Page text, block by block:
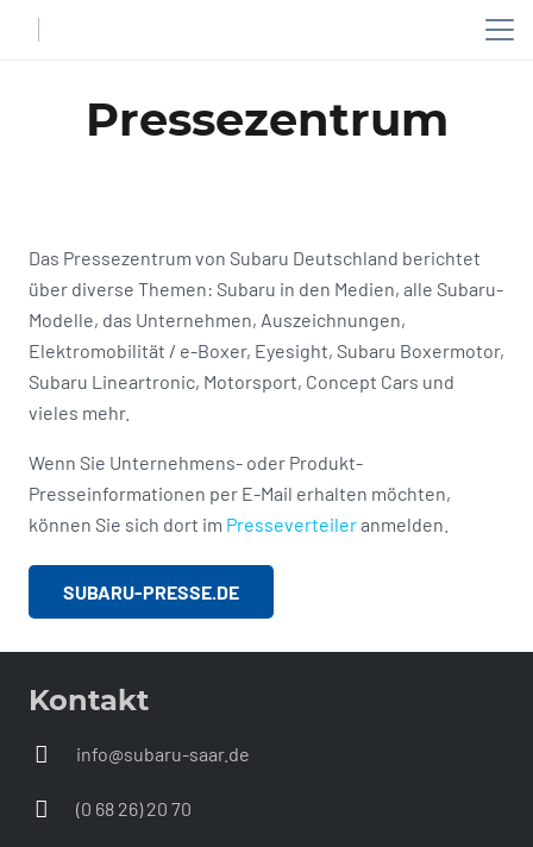
Pressezentrum
Das Pressezentrum von Subaru Deutschland berichtet
über diverse Themen: Subaru in den Medien, alle Subaru-
Modelle, das Unternehmen, Auszeichnungen,
Elektromobilität / e-Boxer, Eyesight, Subaru Boxermotor,
Subaru Lineartronic, Motorsport, Concept Cars und
vieles mehr.
Wenn Sie Unternehmens- oder Produkt-
Presseinformationen per E-Mail erhalten möchten,
können Sie sich dort im Presseverteileranmelden.
SUBARU-PRESSE.DE
Kontakt
info@subaru-saar.de
(0 68 26) 20 70